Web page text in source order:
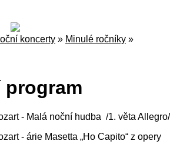
koncerty » Minulé ročníky »
- Malá noční hudba /1. věta Allegro/
- árie Masetta „Ho Capito“ z opery